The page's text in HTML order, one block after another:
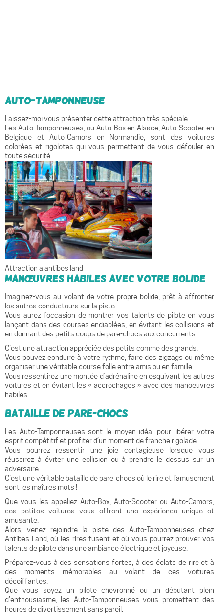
Auto-Tamponneuse
Laissez-moi vous présenter cette attraction très spéciale.
Les Auto-Tamponneuses, ou Auto-Box en Alsace, Auto-Scooter en
Belgique et Auto-Camors en Normandie, sont des voitures
colorées et rigolotes qui vous permettent de vous défouler en
toute sécurité.
Attraction a antibes land
Manœuvres habiles avec votre bolide
Imaginez-vous au volant de votre propre bolide, prêt à affronter
les autres conducteurs sur la piste.
Vous aurez l’occasion de montrer vos talents de pilote en vous
lançant dans des courses endiablées, en évitant les collisions et
en donnant des petits coups de pare-chocs aux concurrents.
C’est une attraction appréciée des petits comme des grands.
Vous pouvez conduire à votre rythme, faire des zigzags ou même
organiser une véritable course folle entre amis ou en famille.
Vous ressentirez une montée d’adrénaline en esquivant les autres
voitures et en évitant les « accrochages » avec des manoeuvres
habiles.
Bataille de Pare-Chocs
Les Auto-Tamponneuses sont le moyen idéal pour libérer votre
esprit compétitif et profiter d’un moment de franche rigolade.
Vous pourrez ressentir une joie contagieuse lorsque vous
réussirez à éviter une collision ou à prendre le dessus sur un
adversaire.
C’est une véritable bataille de pare-chocs où le rire et l’amusement
sont les maîtres mots !
Que vous les appeliez Auto-Box, Auto-Scooter ou Auto-Camors,
ces petites voitures vous offrent une expérience unique et
amusante.
Alors, venez rejoindre la piste des Auto-Tamponneuses chez
Antibes Land, où les rires fusent et où vous pourrez prouver vos
talents de pilote dans une ambiance électrique et joyeuse.
Préparez-vous à des sensations fortes, à des éclats de rire et à
des moments mémorables au volant de ces voitures
décoiffantes.
Que vous soyez un pilote chevronné ou un débutant plein
d’enthousiasme, les Auto-Tamponneuses vous promettent des
heures de divertissement sans pareil.